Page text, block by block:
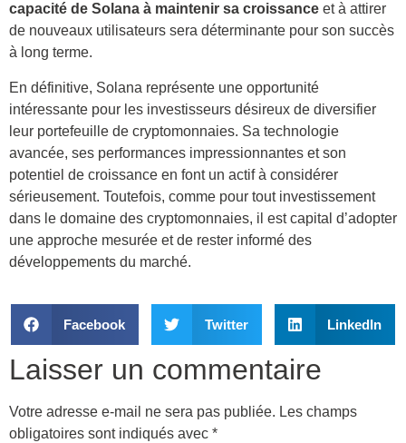
capacité de Solana à maintenir sa croissance et à attirer
de nouveaux utilisateurs sera déterminante pour son succès
à long terme.
En définitive, Solana représente une opportunité
intéressante pour les investisseurs désireux de diversifier
leur portefeuille de cryptomonnaies. Sa technologie
avancée, ses performances impressionnantes et son
potentiel de croissance en font un actif à considérer
sérieusement. Toutefois, comme pour tout investissement
dans le domaine des cryptomonnaies, il est capital d’adopter
une approche mesurée et de rester informé des
développements du marché.
Facebook Twitter LinkedIn
Laisser un commentaire
Votre adresse e-mail ne sera pas publiée. Les champs
obligatoires sont indiqués avec *